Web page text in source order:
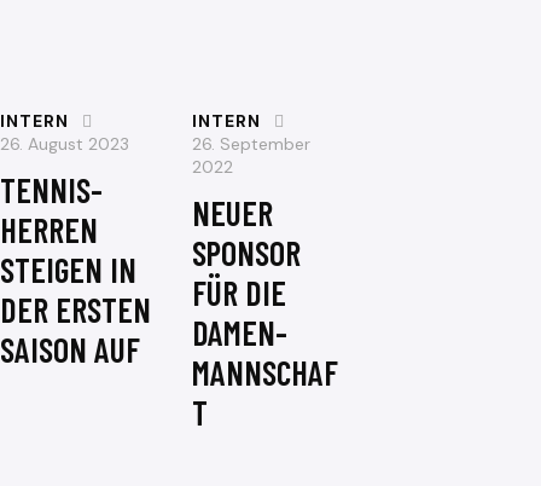
INTERN
26. August 2023
TENNIS-
HERREN
STEIGEN IN
DER ERSTEN
SAISON AUF
INTERN
26. September
2022
NEUER
SPONSOR
FÜR DIE
DAMEN-
MANNSCHAF
T